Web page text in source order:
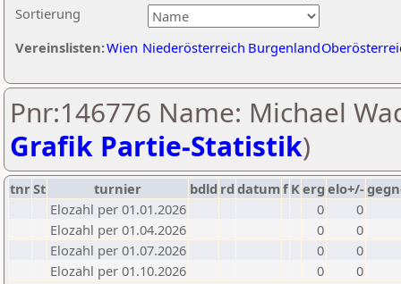
Sortierung
Vereinslisten:Wien Niederösterreich Burgenland
Pnr:146776 Name: Michael
Grafik Partie-Statistik)
tnrSt turnier bdld rd datumf Kerg elo+/-
Elozahl per 01.01.2026
0
0
Elozahl per 01.04.2026
0
0
Elozahl per 01.07.2026
0
0
Elozahl per 01.10.2026
0 0